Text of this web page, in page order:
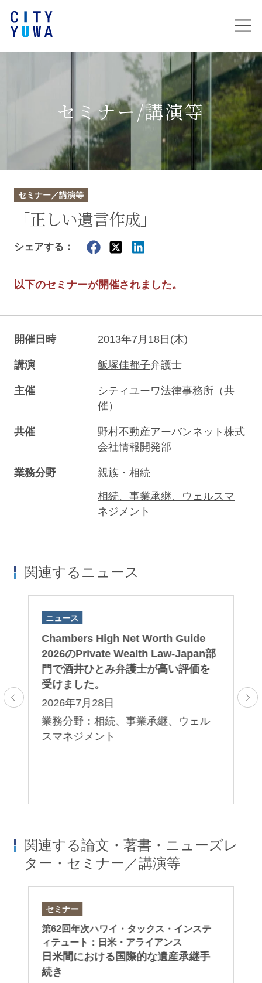
セミナー/講演等
セミナー／講演等
「正しい遺言作成」
シェアする：
以下のセミナーが開催されました。
開催日時 2013年7月18日(木)
講演 飯塚佳都子弁護士
主催
シティユーワ法律事務所（共
催）
共催
野村不動産アーバンネット株式
会社情報開発部
業務分野 親族・相続
相続、事業承継、ウェルスマ
ネジメント
関連するニュース
ニュース
Chambers High Net Worth Guide
2026のPrivate Wealth Law-Japan部
門で酒井ひとみ弁護士が高い評価を
受けました。
2026年7月28日
業務分野：相続、事業承継、ウェル
スマネジメント
受
関連する論文・著書・ニューズレ
ター・セミナー／講演等
セミナー
第62回年次ハワイ・タックス・インステ
ィテュート：日米・アライアンス
日米間における国際的な遺産承継手
続き